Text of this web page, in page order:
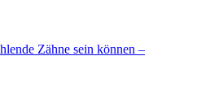
Zähne sein können –